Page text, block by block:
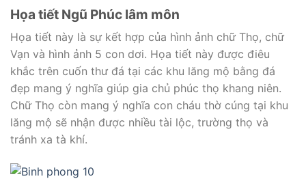
Họa tiết Ngũ Phúc lâm môn
Họa tiết này là sự kết hợp của hình ảnh chữ Thọ, chữ
Vạn và hình ảnh 5 con dơi. Họa tiết này được điêu
khắc trên cuốn thư đá tại các khu lăng mộ bằng đá
đẹp mang ý nghĩa giúp gia chủ phúc thọ khang niên.
Chữ Thọ còn mang ý nghĩa con cháu thờ cúng tại khu
lăng mộ sẽ nhận được nhiều tài lộc, trường thọ và
tránh xa tà khí.